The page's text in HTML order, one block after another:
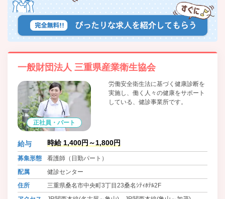
一般財団法人 三重県産業衛生協会
正社員・パート
労働安全衛生法に基づく健康診断を
実施し、働く人々の健康をサポート
している、健診事業所です。
給与 時給 1,400円～1,800円
募集形態
看護師（日勤パート）
配属
健診センター
住所
三重県桑名市中央町3丁目23桑名ｼﾃｨﾎﾃﾙ2F